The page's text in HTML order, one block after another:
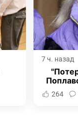
7 ч. назад
264